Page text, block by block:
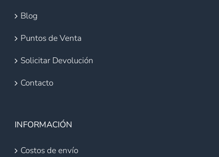
Blog
Puntos de Venta
Solicitar Devolución
Contacto
INFORMACIÓN
Costos de envío